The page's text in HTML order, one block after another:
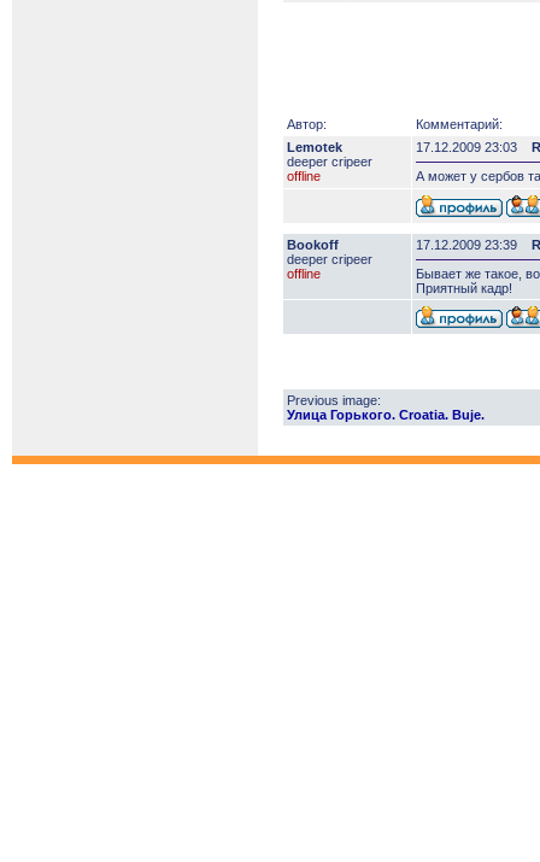
Автор:
Комментарий:
Lemotek
deeper сripeer
offline
17.12.2009 23:03
А может у сербов
Bookoff
deeper сripeer
offline
17.12.2009 23:39
Бывает же такое,
Приятный кадр!
Previous image:
Улица Горького. Croatia. Buje.